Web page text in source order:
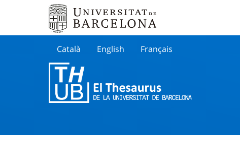
Català English Français